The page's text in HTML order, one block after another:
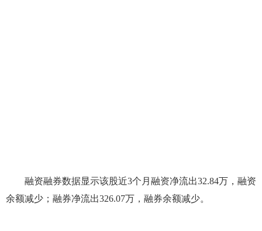
融资融券数据显示该股近3个月融资净流出32.84万，融资
余额减少；融券净流出326.07万，融券余额减少。